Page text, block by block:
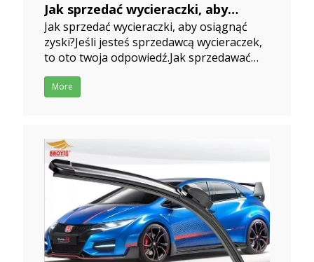
Jak sprzedać wycieraczki, aby
osiągnąć zyski
2019-10-05
Jak sprzedać wycieraczki, aby osiągnąć
zyski?Jeśli jesteś sprzedawcą wycieraczek,
to oto twoja odpowiedź.Jak sprzedawać
wycieraczki, aby uzyskać zyski, proszę
przeczytać następujące słowa.Wiele osób
More